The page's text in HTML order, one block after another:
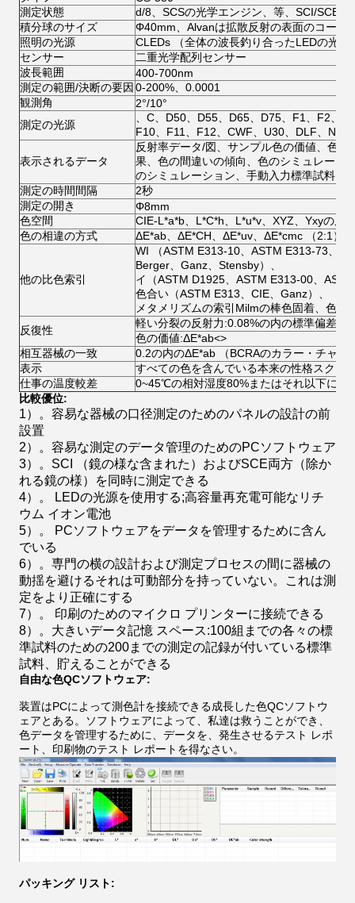
測定状態
d/8、SCSの光学エンジン、等、SCI/SCEの
積分球のサイズ
Φ40mm、Alvanは拡散反射の表面のコーテ
照明の光源
CLEDs （全体の波長釣り合ったLEDの光源
センサー
二重光学配列センサー
波長範囲
400-700nm
測定の範囲/決断の要因 0-200%、0.0001
観測角
2°/10°
測定の光源
、C、D50、D55、D65、D75、F1、F2、
F10、F11、F12、CWF、U30、DLF、NBF
表示されるデータ
反射率データ/図、サンプル色の価値、色
果、色の間違いの傾向、色のシミュレーシ
のシミュレーション、手動入力標準試料は
測定の時間間隔
2秒
測定の開き
Φ8mm
色空間
CIE-L*a*b、L*C*h、L*u*v、XYZ、Yxyの反
色の相違の方式
ΔE*ab、ΔE*CH、ΔE*uv、ΔE*cmc （2:1）
他の比色索引
WI （ASTM E313-10、ASTM E313-73、
Berger、Ganz、Stensby）、
イ（ASTM D1925、ASTM E313-00、
色合い（ASTM E313、CIE、Ganz）、
メタメリズムの索引Milmの棒色固着、色固
反復性
軽い分裂の反射力:0.08%の内の標準偏差
色の価値:ΔE*ab<>
相互器械の一致
0.2の内のΔE*ab （BCRAのカラー・チャー
表示
すべての色を含んでいる本来の性格スクリ
仕事の温度較差
0~45℃の相対湿度80%またはそれ以下に（
比較優位:
1）。容易な器械の口径測定のためのパネルの設計の前
設置
2）。容易な測定のデータ管理のためのPCソフトウェア
3）。SCI （鏡の様な含まれた）およびSCE両方（除か
れる鏡の様）を同時に測定できる
4）。 LEDの光源を使用する;高容量再充電可能なリチ
ウム イオン電池
5）。 PCソフトウェアをデータを管理するために含ん
でいる
6）。専門の横の設計および測定プロセスの間に器械の
動揺を避けるそれは可動部分を持っていない。これは測
定をより正確にする
7）。 印刷のためのマイクロ プリンターに接続できる
8）。大きいデータ記憶 スペース:100組までの各々の標
準試料のための200までの測定の記録が付いている標準
試料、貯えることができる
自由な色QCソフトウェア:
装置はPCによって測色計を接続できる成長した色QCソフトウ
ェアとある。ソフトウェアによって、私達は救うことができ、
色データを管理するために、データを、発生させるテスト レポ
ート、印刷物のテスト レポートを得なさい。
パッキング リスト: